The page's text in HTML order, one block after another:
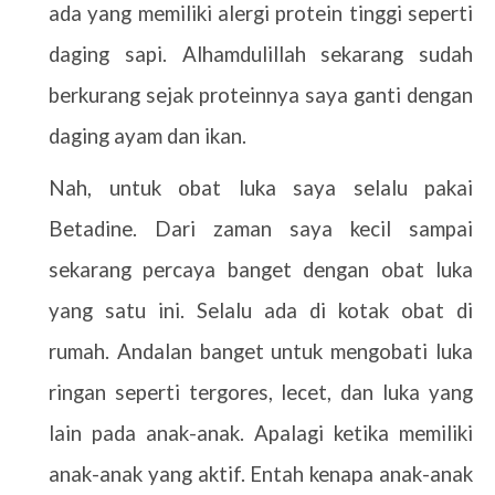
ada yang memiliki alergi protein tinggi seperti
daging sapi. Alhamdulillah sekarang sudah
berkurang sejak proteinnya saya ganti dengan
daging ayam dan ikan.
Nah, untuk obat luka saya selalu pakai
Betadine. Dari zaman saya kecil sampai
sekarang percaya banget dengan obat luka
yang satu ini. Selalu ada di kotak obat di
rumah. Andalan banget untuk mengobati luka
ringan seperti tergores, lecet, dan luka yang
lain pada anak-anak. Apalagi ketika memiliki
anak-anak yang aktif. Entah kenapa anak-anak